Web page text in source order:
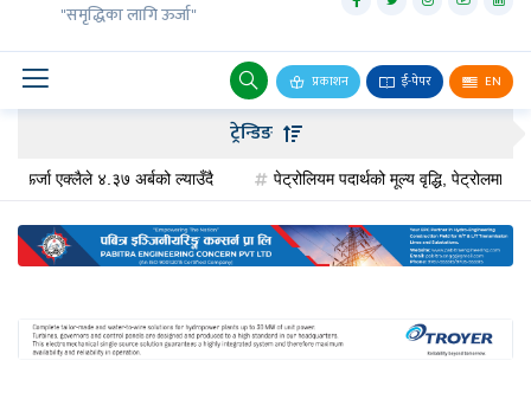
"समृद्धिका लागि ऊर्जा"
प्रकाशन ई-पेपर EN
वायु
बायोग्यास
पेट्रोलियम
अन्तर्राष्ट्रिय
ऊर्जा
दक्षता
ट्रेन्डिङ
४.३७ अर्बको ल्याउँदै पेट्रोलियम पदार्थको मूल्य वृद्धि, पेट्रोलमा ३ र डिजेलमा